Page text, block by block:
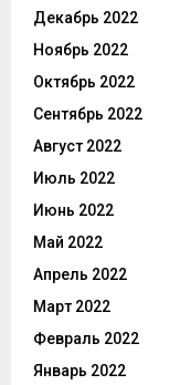
Декабрь 2022
Ноябрь 2022
Октябрь 2022
Сентябрь 2022
Август 2022
Июль 2022
Июнь 2022
Май 2022
Апрель 2022
Март 2022
Февраль 2022
Январь 2022